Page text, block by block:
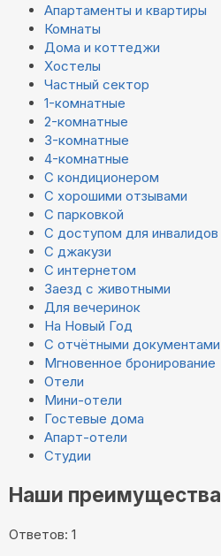
Апартаменты и квартиры
Комнаты
Дома и коттеджи
Хостелы
Частный сектор
1-комнатные
2-комнатные
3-комнатные
4-комнатные
С кондиционером
С хорошими отзывами
С парковкой
С доступом для инвалидов
С джакузи
С интернетом
Заезд с животными
Для вечеринок
На Новый Год
С отчётными документами
Мгновенное бронирование
Отели
Мини-отели
Гостевые дома
Апарт-отели
Студии
Наши преимущества
Ответов: 1